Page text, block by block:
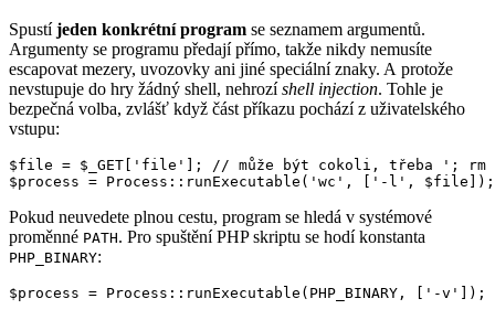
Spustíjeden konkrétní program se seznamem argumentů.
Argumenty se programu předají přímo, takže nikdy nemusíte
escapovat mezery, uvozovky ani jiné speciální znaky. A protože
nevstupuje do hry žádný shell, nehrozíshell injection. Tohle je
bezpečná volba, zvlášť když část příkazu pochází z uživatelského
vstupu:
$file = $_GET['file']; // může být cokoli, třeba ';
Pokud neuvedete plnou cestu, program se hledá v systémové
proměnné PATH. Pro spuštění PHP skriptu se hodí konstanta
PHP_BINARY: